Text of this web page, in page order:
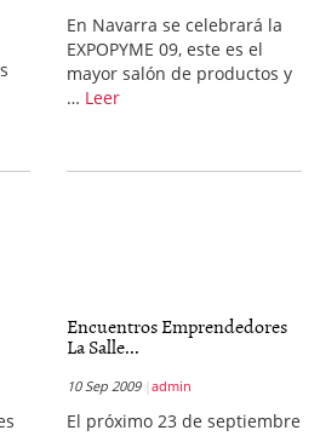
En Navarra se celebrará la
EXPOPYME 09, este es el
mayor salón de productos y
… Leer
Encuentros Emprendedores
La Salle...
10 Sep 2009 admin
El próximo 23 de septiembre